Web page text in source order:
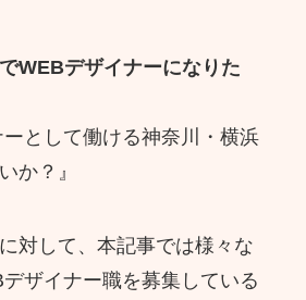
WEBデザイナーになりた
ーとして働ける神奈川・横浜
か？』
対して、本記事では様々な
ザイナー職を募集している